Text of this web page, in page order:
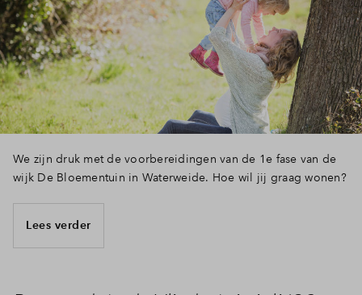
We zijn druk met de voorbereidingen van de 1e fase van de
wijk De Bloementuin in Waterweide. Hoe wil jij graag wonen?
Lees verder